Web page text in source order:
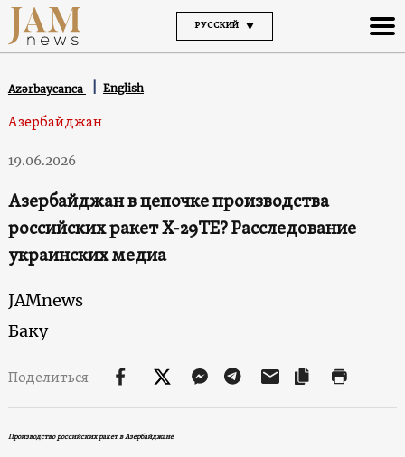
РУССКИЙ
Azərbaycanca English
Азербайджан
19.06.2026
Азербайджан в цепочке производства
российских ракет Х-29ТЕ? Расследование
украинских медиа
JAMnews
Баку
Поделиться
Производство российских ракет в Азербайджане